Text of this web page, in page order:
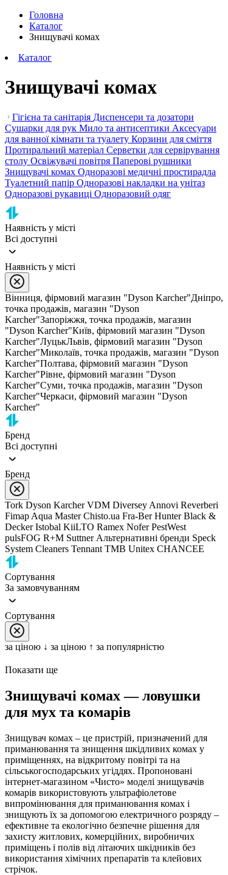
Головна
Каталог
Знищувачі комах
Каталог
Знищувачі комах
Гігієна та санітарія Диспенсери та дозатори
Сушарки для рук Мило та антисептики Аксесуари
для ванної кімнати та туалету Корзини для сміття
Протиральний матеріал Серветки для сервірування
столу Освіжувачі повітря Паперові рушники
Знищувачі комах Одноразові медичні простирадла
Туалетний папір Одноразові накладки на унітаз
Одноразові рукавиці Одноразовий одяг
Наявність у місті
Всі доступні
Наявність у місті
Вінниця, фірмовий магазин "Dyson Karcher"Дніпро,
точка продажів, магазин "Dyson
Karcher"Запоріжжя, точка продажів, магазин
"Dyson Karcher"Київ, фірмовий магазин "Dyson
Karcher"ЛуцькЛьвів, фірмовий магазин "Dyson
Karcher"Миколаїв, точка продажів, магазин "Dyson
Karcher"Полтава, фірмовий магазин "Dyson
Karcher"Рівне, фірмовий магазин "Dyson
Karcher"Суми, точка продажів, магазин "Dyson
Karcher"Черкаси, фірмовий магазин "Dyson
Karcher"
Бренд
Всі доступні
Бренд
Tork Dyson Karcher VDM Diversey Annovi Reverberi
Fimap Aqua Master Chisto.ua Fra-Ber Hunter Black &
Decker Istobal KiiLTO Ramex Nofer PestWest
pulsFOG R+M Suttner Альтернативні бренди Speck
System Cleaners Tennant TMB Unitex CHANCEE
Сортування
За замовчуванням
Сортування
за цiною ↓ за цiною ↑ за популярністю
Показати ще
Знищувачі комах — ловушки
для мух та комарів
Знищувач комах – це пристрій, призначений для
приманювання та знищення шкідливих комах у
приміщеннях, на відкритому повітрі та на
сільськогосподарських угіддях. Пропоновані
інтернет-магазином «Чисто» моделі знищувачів
комарів використовують ультрафіолетове
випромінювання для приманювання комах і
знищують їх за допомогою електричного розряду –
ефективне та екологічно безпечне рішення для
захисту житлових, комерційних, виробничих
приміщень і полів від літаючих шкідників без
використання хімічних препаратів та клейових
стрічок.